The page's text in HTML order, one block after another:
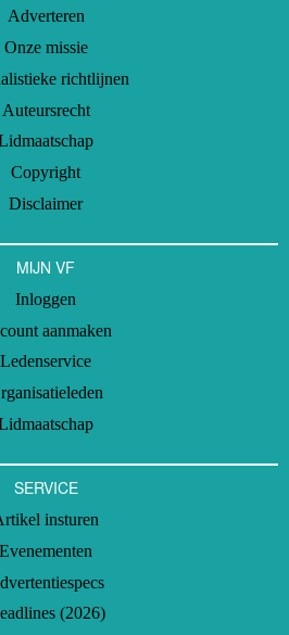
Adverteren
Onze missie
richtlijnen
Auteursrecht
Copyright
Disclaimer
MIJN VF
Inloggen
aanmaken
Ledenservice
SERVICE
insturen
Evenementen
(2026)